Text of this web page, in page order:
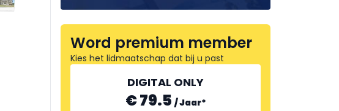
Word premium member
Kies het lidmaatschap dat bij u past
DIGITAL ONLY
€ 79.5 /Jaar*